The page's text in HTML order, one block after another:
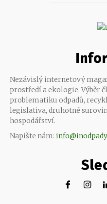
Nezávislý internetový
prostředí a ekologie. Výběr
problematiku odpadů,
legislativa, druhotné
hospodářství.
Napište nám: